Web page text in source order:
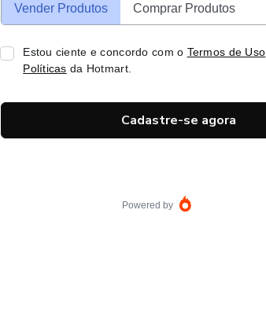
Vender Produtos Comprar Produtos
Estou ciente e concordo com o Termos de Uso
Políticas da Hotmart.
Cadastre-se agora
Powered by